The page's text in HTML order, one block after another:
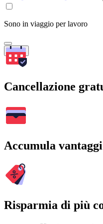
Sono in viaggio per lavoro
Cerca
Cancellazione
Accumula
Risparmia di più